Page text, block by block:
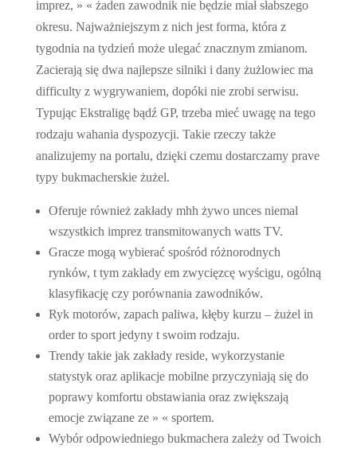
imprez, » « żaden zawodnik nie będzie miał słabszego
okresu. Najważniejszym z nich jest forma, która z
tygodnia na tydzień może ulegać znacznym zmianom.
Zacierają się dwa najlepsze silniki i dany żużlowiec ma
difficulty z wygrywaniem, dopóki nie zrobi serwisu.
Typując Ekstraligę bądź GP, trzeba mieć uwagę na tego
rodzaju wahania dyspozycji. Takie rzeczy także
analizujemy na portalu, dzięki czemu dostarczamy prave
typy bukmacherskie żużel.
Oferuje również zakłady mhh żywo unces niemal
wszystkich imprez transmitowanych watts TV.
Gracze mogą wybierać spośród różnorodnych
rynków, t tym zakłady em zwycięzcę wyścigu, ogólną
klasyfikację czy porównania zawodników.
Ryk motorów, zapach paliwa, kłęby kurzu – żużel in
order to sport jedyny t swoim rodzaju.
Trendy takie jak zakłady reside, wykorzystanie
statystyk oraz aplikacje mobilne przyczyniają się do
poprawy komfortu obstawiania oraz zwiększają
emocje związane ze » « sportem.
Wybór odpowiedniego bukmachera zależy od Twoich